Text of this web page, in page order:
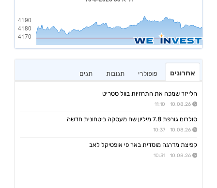
אחרונים פופולרי תגובות תגים
הלייזר שמכה את התחזיות בוול סטריט
10.08.26 11:10
סולרום גורפת 7.8 מיליון שח מעסקה ביטחונית חדשה
10.08.26 10:37
קפיצת מדרגה מוסדית באר פי אופטיקל לאב
10.08.26 10:31